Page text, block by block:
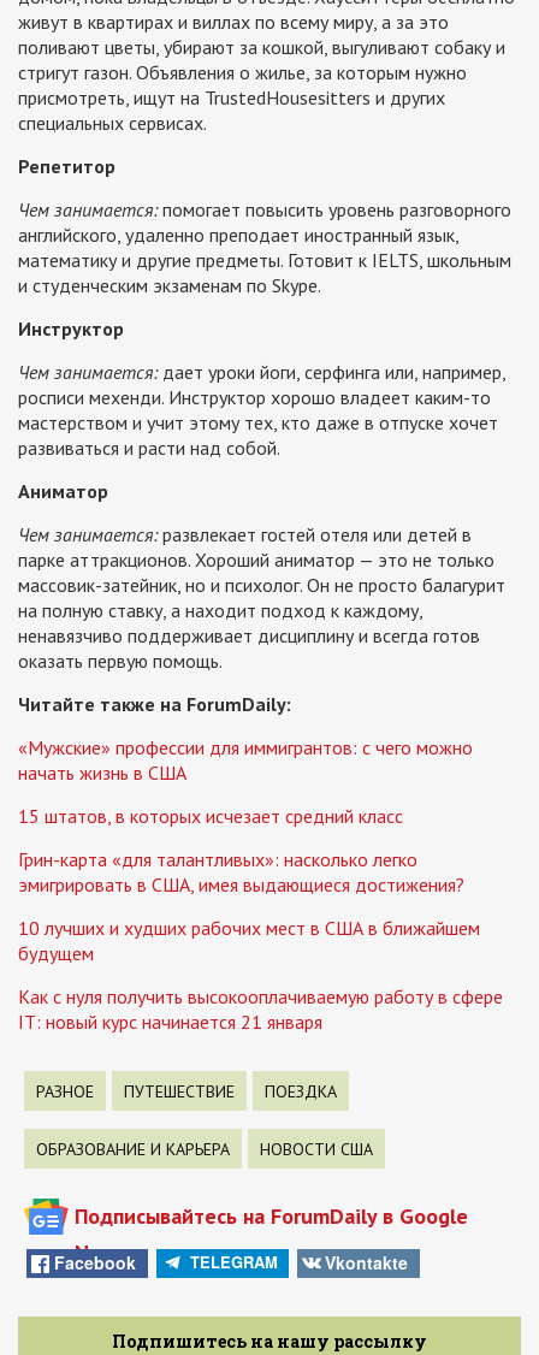
живут в квартирах и виллах по всему миру, а за это
поливают цветы, убирают за кошкой, выгуливают собаку и
стригут газон. Объявления о жилье, за которым нужно
присмотреть, ищут на TrustedHousesitters и других
специальных сервисах.
Репетитор
Чем занимается:помогает повысить уровень разговорного
английского, удаленно преподает иностранный язык,
математику и другие предметы. Готовит к IELTS, школьным
и студенческим экзаменам по Skype.
Инструктор
Чем занимается:дает уроки йоги, серфинга или, например,
росписи мехенди. Инструктор хорошо владеет каким-то
мастерством и учит этому тех, кто даже в отпуске хочет
развиваться и расти над собой.
Аниматор
Чем занимается: развлекает гостей отеля или детей в
парке аттракционов. Хороший аниматор — это не только
массовик-затейник, но и психолог. Он не просто балагурит
на полную ставку, а находит подход к каждому,
ненавязчиво поддерживает дисциплину и всегда готов
оказать первую помощь.
Читайте также на ForumDaily:
«Мужские» профессии для иммигрантов: с чего можно
начать жизнь в США
15 штатов, в которых исчезает средний класс
Грин-карта «для талантливых»: насколько легко
эмигрировать в США, имея выдающиеся достижения?
10 лучших и худших рабочих мест в США в ближайшем
будущем
Как с нуля получить высокооплачиваемую работу в сфере
IT: новый курс начинается 21 января
РАЗНОЕ ПУТЕШЕСТВИЕ ПОЕЗДКА
ОБРАЗОВАНИЕ И КАРЬЕРА НОВОСТИ США
Подписывайтесь на ForumDaily в Google
News
Facebook TELEGRAM Vkontakte
Подпишитесь на нашу рассылку